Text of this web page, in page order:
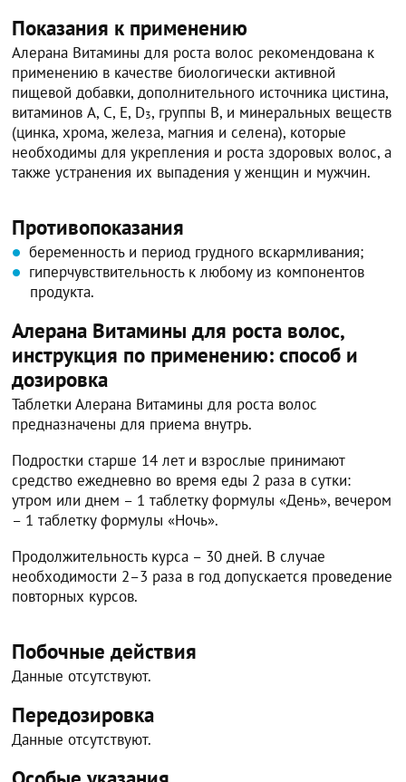
Показания к применению
Алерана Витамины для роста волос рекомендована к
применению в качестве биологически активной
пищевой добавки, дополнительного источника цистина,
витаминов A, C, E, D3, группы B, и минеральных веществ
(цинка, хрома, железа, магния и селена), которые
необходимы для укрепления и роста здоровых волос, а
также устранения их выпадения у женщин и мужчин.
Противопоказания
беременность и период грудного вскармливания;
гиперчувствительность к любому из компонентов
продукта.
Алерана Витамины для роста волос,
инструкция по применению: способ и
дозировка
Таблетки Алерана Витамины для роста волос
предназначены для приема внутрь.
Подростки старше 14 лет и взрослые принимают
средство ежедневно во время еды 2 раза в сутки:
утром или днем – 1 таблетку формулы «День», вечером
– 1 таблетку формулы «Ночь».
Продолжительность курса – 30 дней. В случае
необходимости 2–3 раза в год допускается проведение
повторных курсов.
Побочные действия
Данные отсутствуют.
Передозировка
Данные отсутствуют.